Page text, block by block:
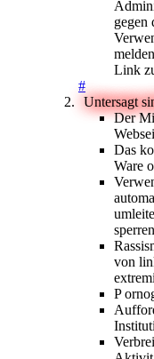
gegen
Link
#
Untersagt
Der
Das
Ware
von
P